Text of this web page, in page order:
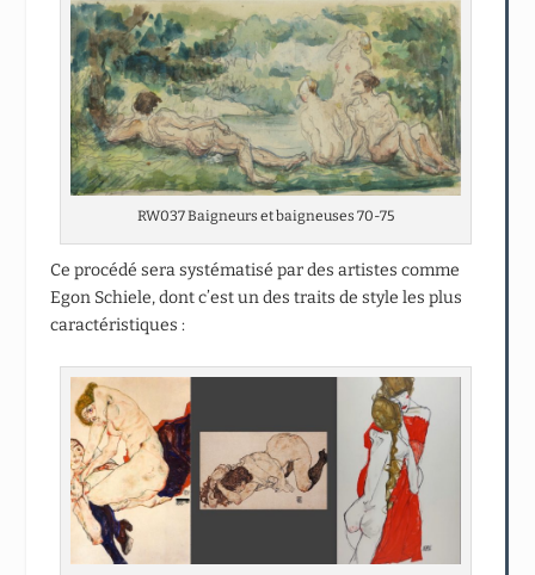
RW037 Baigneurs et baigneuses 70-75
Ce procédé sera systématisé par des artistes comme
Egon Schiele, dont c’est un des traits de style les plus
caractéristiques :